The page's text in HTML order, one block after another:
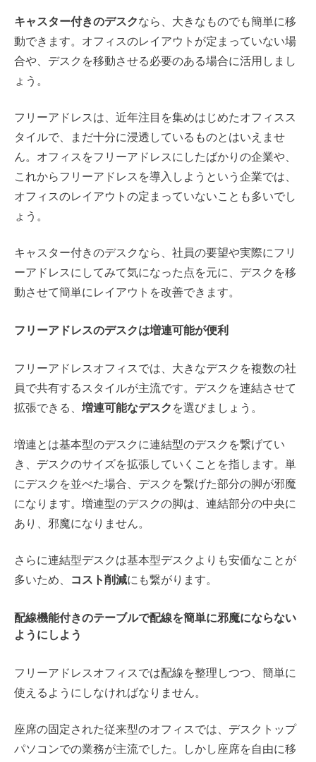
キャスター付きのデスクなら、大きなものでも簡単に移
動できます。オフィスのレイアウトが定まっていない場
合や、デスクを移動させる必要のある場合に活用しまし
ょう。
フリーアドレスは、近年注目を集めはじめたオフィスス
タイルで、まだ十分に浸透しているものとはいえませ
ん。オフィスをフリーアドレスにしたばかりの企業や、
これからフリーアドレスを導入しようという企業では、
オフィスのレイアウトの定まっていないことも多いでし
ょう。
キャスター付きのデスクなら、社員の要望や実際にフリ
ーアドレスにしてみて気になった点を元に、デスクを移
動させて簡単にレイアウトを改善できます。
フリーアドレスのデスクは増連可能が便利
フリーアドレスオフィスでは、大きなデスクを複数の社
員で共有するスタイルが主流です。デスクを連結させて
拡張できる、 増連可能なデスク を選びましょう。
増連とは基本型のデスクに連結型のデスクを繋げてい
き、デスクのサイズを拡張していくことを指します。単
にデスクを並べた場合、デスクを繋げた部分の脚が邪魔
になります。増連型のデスクの脚は、連結部分の中央に
あり、邪魔になりません。
さらに連結型デスクは基本型デスクよりも安価なことが
多いため、
コスト削減にも繋がります。
配線機能付きのテーブルで配線を簡単に邪魔にならない
ようにしよう
フリーアドレスオフィスでは配線を整理しつつ、簡単に
使えるようにしなければなりません。
座席の固定された従来型のオフィスでは、デスクトップ
パソコンでの業務が主流でした。しかし座席を自由に移